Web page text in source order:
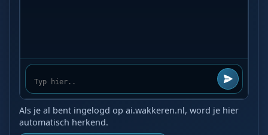
Als je al bent ingelogd op ai.wakkeren.nl, word je hier
automatisch herkend.